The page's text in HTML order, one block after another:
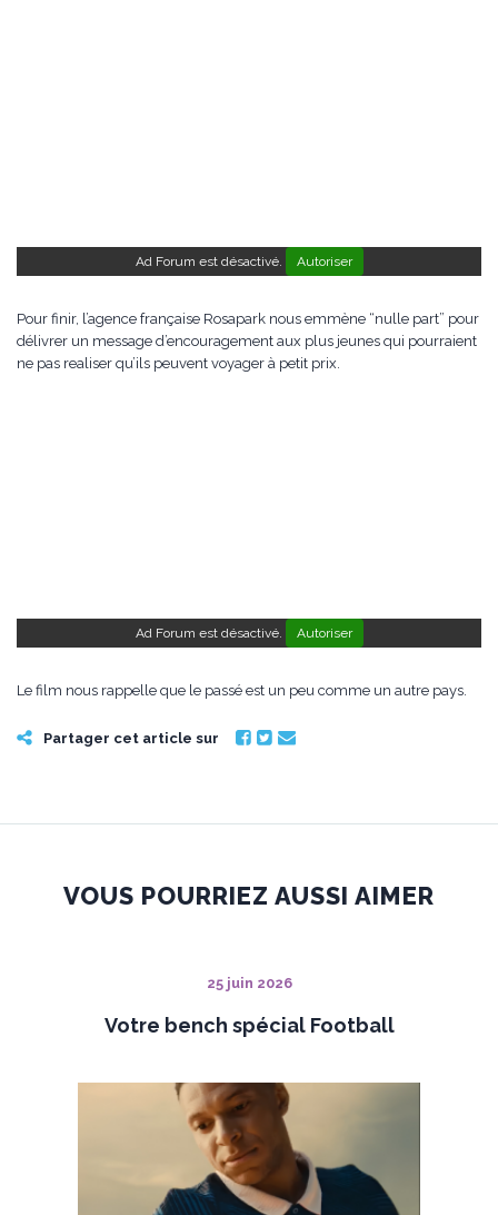
Ad Forum est désactivé. Autoriser
Pour finir, l’agence française Rosapark nous emmène “nulle part” pour
délivrer un message d’encouragement aux plus jeunes qui pourraient
ne pas realiser qu’ils peuvent voyager à petit prix.
Ad Forum est désactivé. Autoriser
Le film nous rappelle que le passé est un peu comme un autre pays.
Partager cet article sur
VOUS POURRIEZ AUSSI AIMER
25 juin 2026
Votre bench spécial Football